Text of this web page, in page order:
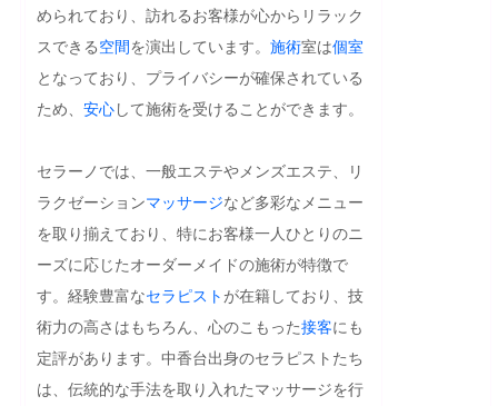
められており、訪れるお客様が心からリラック
スできる空間を演出しています。 施術室は個室
となっており、プライバシーが確保されている
ため、 安心して施術を受けることができます。
セラーノでは、一般エステやメンズエステ、リ
ラクゼーションマッサージなど多彩なメニュー
を取り揃えており、特にお客様一人ひとりのニ
ーズに応じたオーダーメイドの施術が特徴で
す。経験豊富なセラピスト が在籍しており、技
術力の高さはもちろん、心のこもった接客にも
定評があります。中香台出身のセラピストたち
は、伝統的な手法を取り入れたマッサージを行